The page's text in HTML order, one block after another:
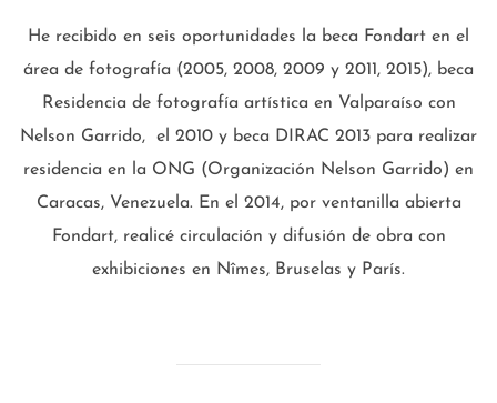
He recibido en seis oportunidades la beca Fondart en el
área de fotografía (2005, 2008, 2009 y 2011, 2015), beca
Residencia de fotografía artística en Valparaíso con
Nelson Garrido, el 2010 y beca DIRAC 2013 para realizar
residencia en la ONG (Organización Nelson Garrido) en
Caracas, Venezuela. En el 2014, por ventanilla abierta
Fondart, realicé circulación y difusión de obra con
exhibiciones en Nîmes, Bruselas y París.